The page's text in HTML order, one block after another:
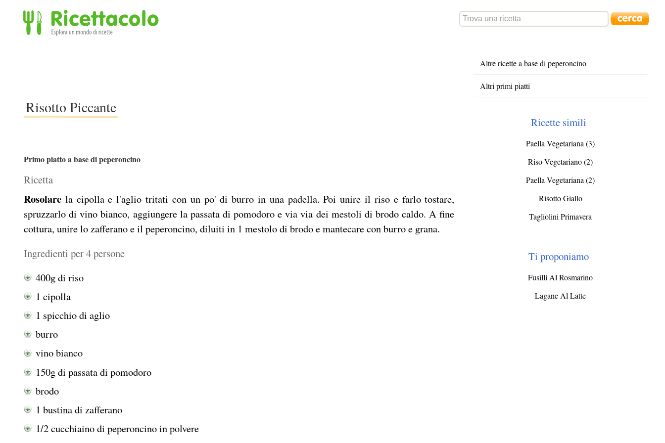
Risotto Piccante
Primo piatto a base di peperoncino
Ricetta
Rosolare la cipolla e l'aglio tritati con un po' di burro in una padella. Poi unire il riso e farlo tostare,
spruzzarlo di vino bianco, aggiungere la passata di pomodoro e via via dei mestoli di brodo caldo. A fine
cottura, unire lo zafferano e il peperoncino, diluiti in 1 mestolo di brodo e mantecare con burro e grana.
Ingredienti per 4 persone
400g di riso
1 cipolla
1 spicchio di aglio
burro
vino bianco
150g di passata di pomodoro
brodo
1 bustina di zafferano
1/2 cucchiaino di peperoncino in polvere
Altre ricette a base di peperoncino
Altri primi piatti
Ricette simili
Paella Vegetariana (3)
Riso Vegetariano (2)
Paella Vegetariana (2)
Risotto Giallo
Tagliolini Primavera
Ti proponiamo
Fusilli Al Rosmarino
Lagane Al Latte